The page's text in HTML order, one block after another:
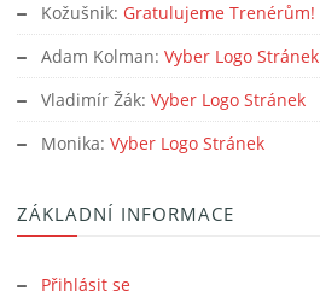
Kožušnik: Gratulujeme Trenérům!
Adam Kolman: Vyber Logo Stránek
Vladimír Žák: Vyber Logo Stránek
Monika: Vyber Logo Stránek
ZÁKLADNÍ INFORMACE
Přihlásit se